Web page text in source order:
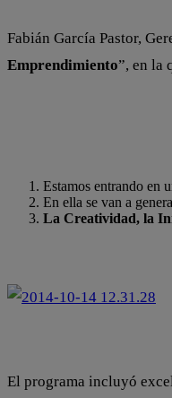
Fabián García Pastor,
Emprendimiento”, en la
Estamos entrando en
En ella se van a
La Creatividad, la
El programa incluyó